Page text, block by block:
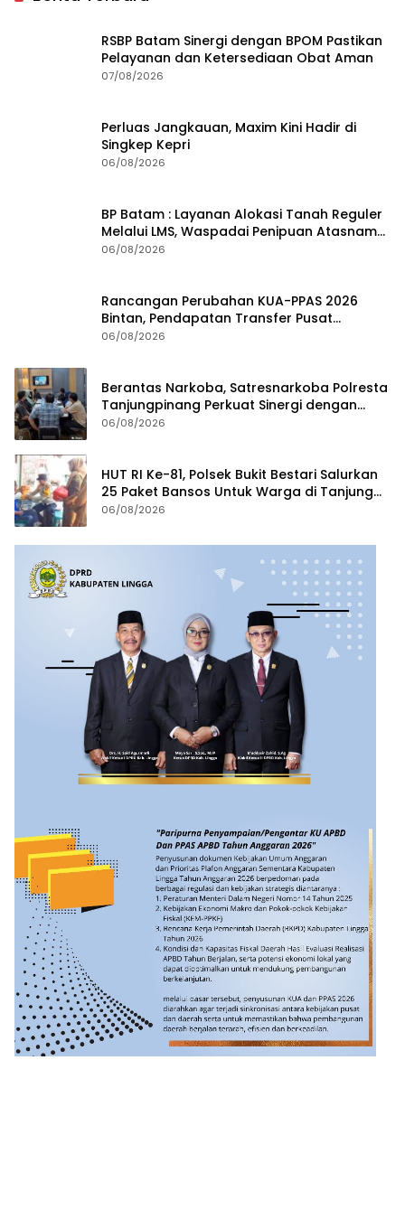
RSBP Batam Sinergi dengan BPOM Pastikan
Pelayanan dan Ketersediaan Obat Aman
07/08/2026
Perluas Jangkauan, Maxim Kini Hadir di
Singkep Kepri
06/08/2026
BP Batam : Layanan Alokasi Tanah Reguler
Melalui LMS, Waspadai Penipuan Atasnama
Institusi
06/08/2026
Rancangan Perubahan KUA-PPAS 2026
Bintan, Pendapatan Transfer Pusat
Diproyeksi Naik Rp1,41 Miliar
06/08/2026
Berantas Narkoba, Satresnarkoba Polresta
Tanjungpinang Perkuat Sinergi dengan
Jasa Ekspedisi
06/08/2026
HUT RI Ke-81, Polsek Bukit Bestari Salurkan
25 Paket Bansos Untuk Warga di Tanjung
Unggat
06/08/2026